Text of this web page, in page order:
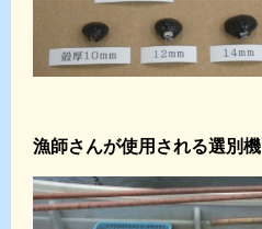
漁師さんが使用される選別機